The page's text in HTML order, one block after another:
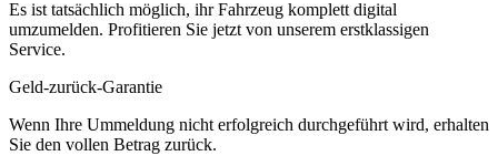
Es ist tatsächlich möglich, ihr Fahrzeug komplett digital
umzumelden. Profitieren Sie jetzt von unserem erstklassigen
Service.
Geld-zurück-Garantie
Wenn Ihre Ummeldung nicht erfolgreich durchgeführt wird, erhalten
Sie den vollen Betrag zurück.